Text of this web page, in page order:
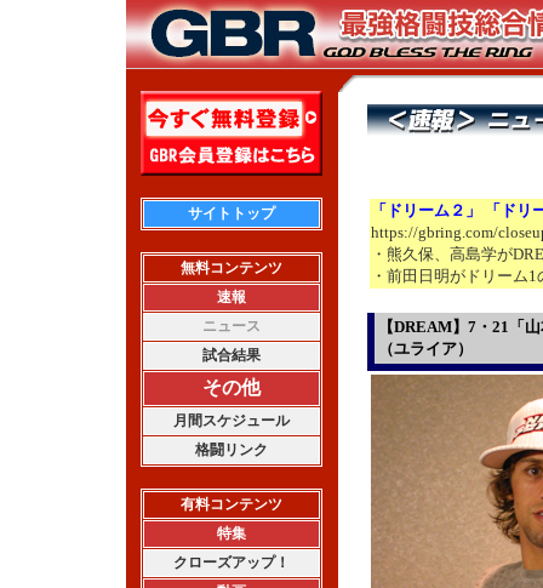
サイトトップ
無料コンテンツ
速報
ニュース
試合結果
その他
月間スケジュール
格闘リンク
有料コンテンツ
特集
クローズアップ！
「ドリーム２」 「ドリ
https://gbring.com/
・熊久保、高島学が
・前田日明がドリーム
【DREAM】7・21「
（ユライア）